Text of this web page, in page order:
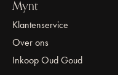
Mynt
Klantenservice
Over ons
Inkoop Oud Goud